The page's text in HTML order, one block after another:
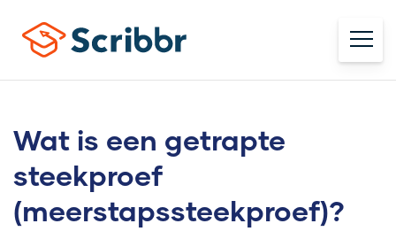
Wat is een getrapte
steekproef
(meerstapssteekproef)?